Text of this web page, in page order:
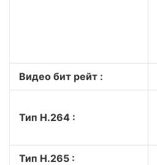
Видео бит рейт :
Тип H.264 :
Тип H.265 :